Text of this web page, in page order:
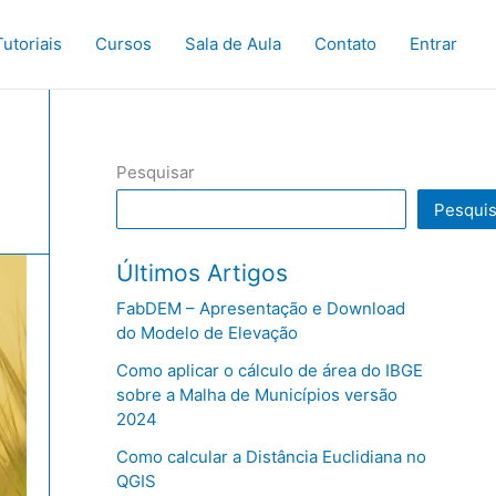
Cursos Sala de Aula Contato Entrar
Pesquisar
Últimos Artigos
FabDEM – Apresentação e Download
do Modelo de Elevação
Como aplicar o cálculo de área do IBGE
sobre a Malha de Municípios versão
2024
Como calcular a Distância Euclidiana no
QGIS